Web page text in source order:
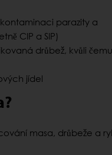
parazity a
CIP a SIP)
drůbež, kvůli
jídel
masa, drůbeže a